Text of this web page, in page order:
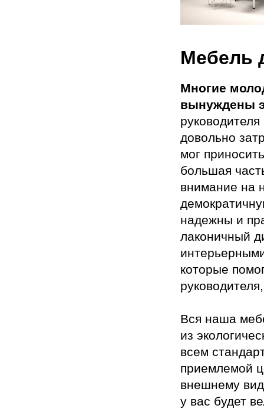
Мебель
Многие
вынуждены
довольно
мог
большая
внимание на
надежны и
лаконичный
которые
Вся наша
из
всем
приемлемой
внешнему
у вас будет